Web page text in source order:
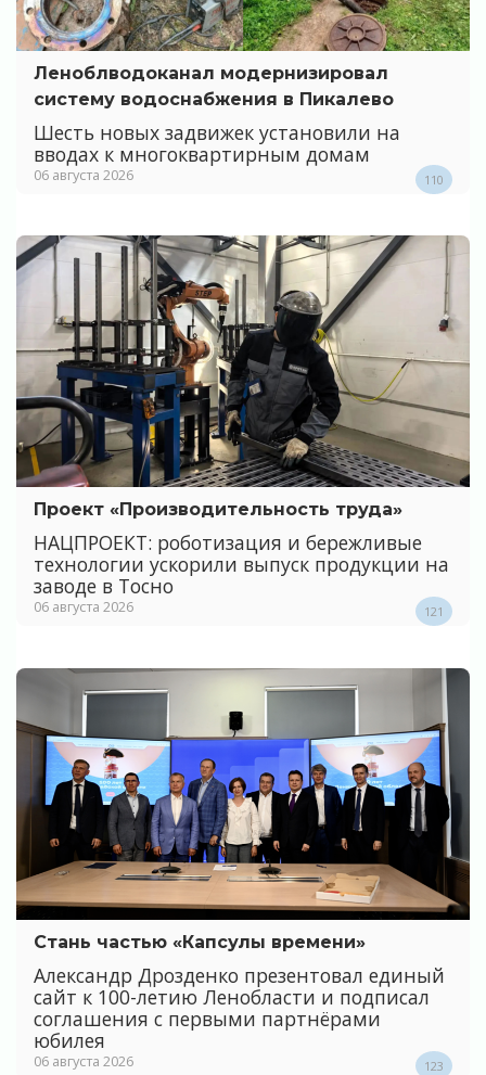
Леноблводоканал модернизировал
систему водоснабжения в Пикалево
Шесть новых задвижек установили на
вводах к многоквартирным домам
06 августа 2026 110
Проект «Производительность труда»
НАЦПРОЕКТ: роботизация и бережливые
технологии ускорили выпуск продукции на
заводе в Тосно
06 августа 2026 121
Стань частью «Капсулы времени»
Александр Дрозденко презентовал единый
сайт к 100-летию Ленобласти и подписал
соглашения с первыми партнёрами
юбилея
06 августа 2026 123